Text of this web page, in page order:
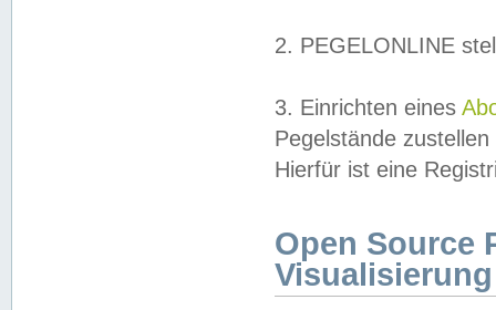
2. PEGELONLINE
3. Einrichten eines
Pegelstände
Hierfür ist eine
Open Source
Visualisierung